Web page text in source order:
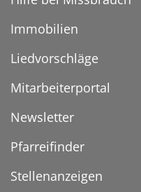
Immobilien
Liedvorschläge
Mitarbeiterportal
Newsletter
Pfarreifinder
Stellenanzeigen